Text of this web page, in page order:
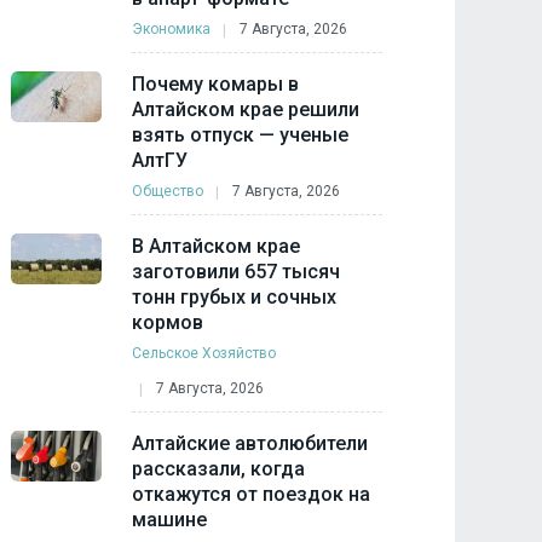
Экономика 7 Августа, 2026
Почему комары в
Алтайском крае решили
взять отпуск — ученые
АлтГУ
Общество 7 Августа, 2026
В Алтайском крае
заготовили 657 тысяч
тонн грубых и сочных
кормов
Сельское Хозяйство
7 Августа, 2026
Алтайские автолюбители
рассказали, когда
откажутся от поездок на
машине